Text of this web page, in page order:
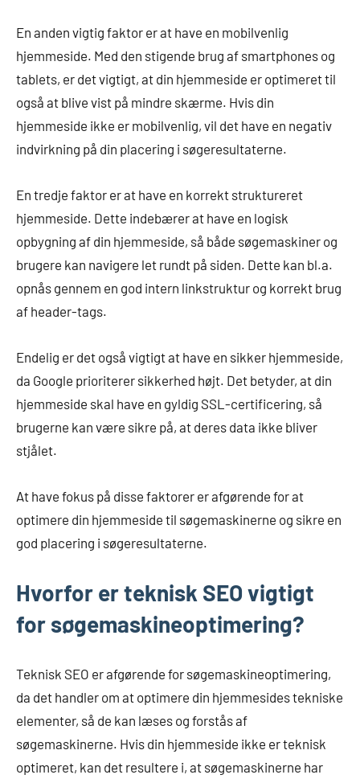
En anden vigtig faktor er at have en mobilvenlig
hjemmeside. Med den stigende brug af smartphones og
tablets, er det vigtigt, at din hjemmeside er optimeret til
også at blive vist på mindre skærme. Hvis din
hjemmeside ikke er mobilvenlig, vil det have en negativ
indvirkning på din placering i søgeresultaterne.
En tredje faktor er at have en korrekt struktureret
hjemmeside. Dette indebærer at have en logisk
opbygning af din hjemmeside, så både søgemaskiner og
brugere kan navigere let rundt på siden. Dette kan bl.a.
opnås gennem en god intern linkstruktur og korrekt brug
af header-tags.
Endelig er det også vigtigt at have en sikker hjemmeside,
da Google prioriterer sikkerhed højt. Det betyder, at din
hjemmeside skal have en gyldig SSL-certificering, så
brugerne kan være sikre på, at deres data ikke bliver
stjålet.
At have fokus på disse faktorer er afgørende for at
optimere din hjemmeside til søgemaskinerne og sikre en
god placering i søgeresultaterne.
Hvorfor er teknisk SEO vigtigt
for søgemaskineoptimering?
Teknisk SEO er afgørende for søgemaskineoptimering,
da det handler om at optimere din hjemmesides tekniske
elementer, så de kan læses og forstås af
søgemaskinerne. Hvis din hjemmeside ikke er teknisk
optimeret, kan det resultere i, at søgemaskinerne har